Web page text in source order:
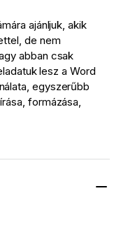
ajánljuk, akik
de nem
abban csak
lesz a Word
egyszerűbb
formázása,